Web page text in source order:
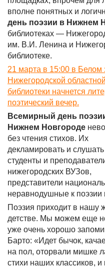
вполне понятных и
день поэзии в Нижнем
библиотеках —
им. В.И. Ленина и
библиотеке.
21 марта в 15:00 в Белом
Нижегородской областной
библиотеки начнется
поэтический вечер.
Всемирный день
Нижнем Новгороде
без чтения стихов. Их
декламировать и слушать
студенты и
нижегородских ВУЗов,
представители
неравнодушные к поэзии
Поэзия приходит в нашу
детстве. Мы можем еще
уже очень хорошо
Барто: «Идет бычок,
на пол, оторвали мишке
стихи наших классиков,